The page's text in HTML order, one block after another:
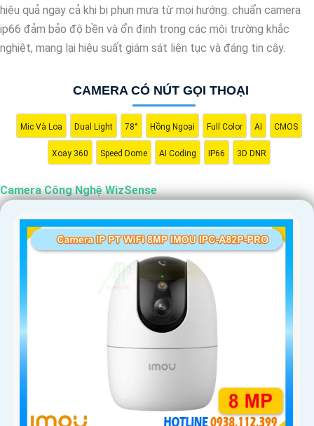
hiệu quả ngay cả khi bị phun mưa từ mọi hướng. chuẩn camera
ip66 đảm bảo độ bền và ổn định trong các môi trường khắc
nghiệt, mang lại hiệu suất giám sát liên tục và đáng tin cậy.
CAMERA CÓ NÚT GỌI THOẠI
Mic Và Loa Dual Light 78° Hồng Ngoại Full Color AI CMOS
Xoay 360 Speed Dome AI Coding IP66 3D DNR
Camera Công Nghệ WizSense